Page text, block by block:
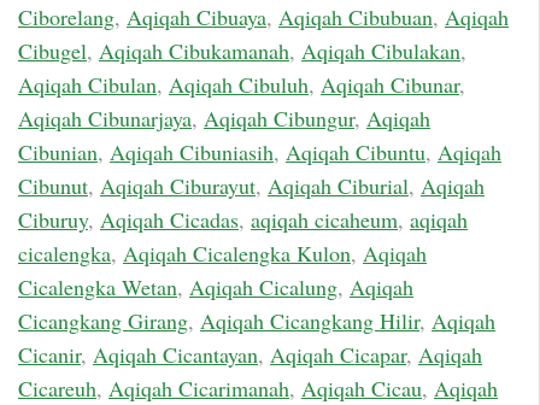
Ciborelang, Aqiqah Cibuaya, Aqiqah Cibubuan, Aqiqah
Cibugel, Aqiqah Cibukamanah, Aqiqah Cibulakan,
Aqiqah Cibulan, Aqiqah Cibuluh, Aqiqah Cibunar,
Aqiqah Cibunarjaya, Aqiqah Cibungur, Aqiqah
Cibunian, Aqiqah Cibuniasih, Aqiqah Cibuntu, Aqiqah
Cibunut, Aqiqah Ciburayut, Aqiqah Ciburial, Aqiqah
Ciburuy, Aqiqah Cicadas, aqiqah cicaheum, aqiqah
cicalengka, Aqiqah Cicalengka Kulon, Aqiqah
Cicalengka Wetan, Aqiqah Cicalung, Aqiqah
Cicangkang Girang, Aqiqah Cicangkang Hilir, Aqiqah
Cicanir, Aqiqah Cicantayan, Aqiqah Cicapar, Aqiqah
Cicareuh, Aqiqah Cicarimanah, Aqiqah Cicau, Aqiqah